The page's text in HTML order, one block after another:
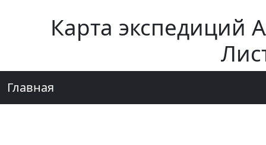
Карта экспедиций
Главная